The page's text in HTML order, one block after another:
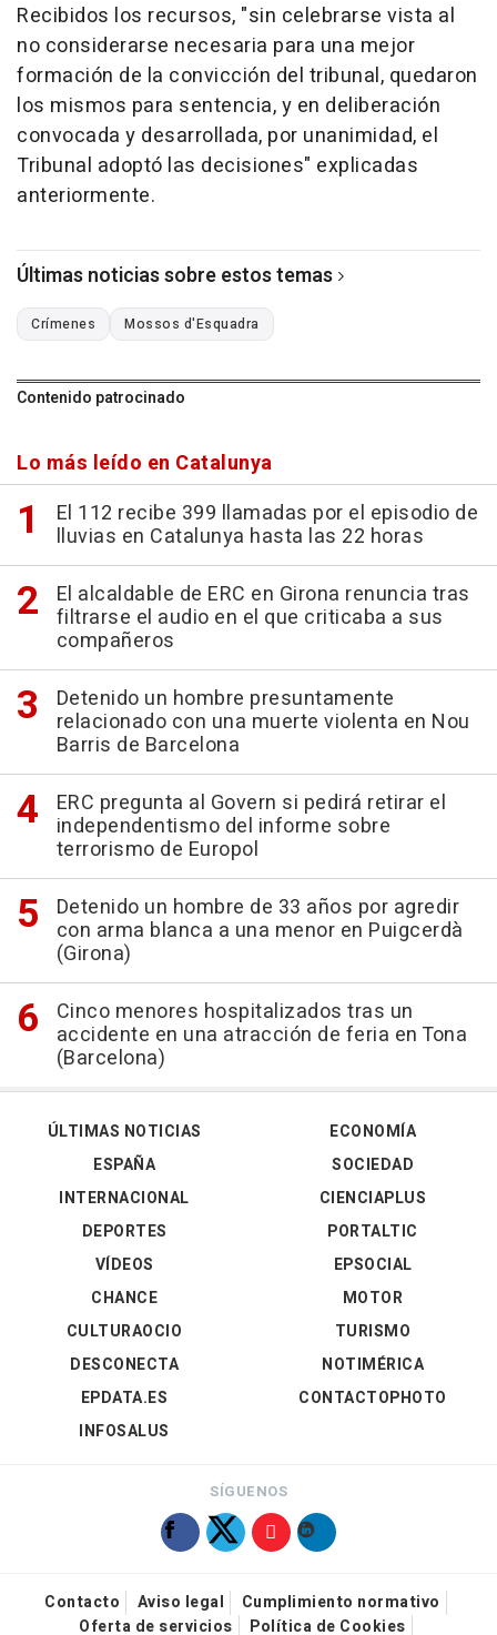
Recibidos los recursos, "sin celebrarse vista al
no considerarse necesaria para una mejor
formación de la convicción del tribunal, quedaron
los mismos para sentencia, y en deliberación
convocada y desarrollada, por unanimidad, el
Tribunal adoptó las decisiones" explicadas
anteriormente.
Últimas noticias sobre estos temas
Crímenes Mossos d'Esquadra
Contenido patrocinado
Lo más leído en Catalunya
El 112 recibe 399 llamadas por el episodio de
lluvias en Catalunya hasta las 22 horas
El alcaldable de ERC en Girona renuncia tras
filtrarse el audio en el que criticaba a sus
compañeros
Detenido un hombre presuntamente
relacionado con una muerte violenta en Nou
Barris de Barcelona
ERC pregunta al Govern si pedirá retirar el
independentismo del informe sobre
terrorismo de Europol
Detenido un hombre de 33 años por agredir
con arma blanca a una menor en Puigcerdà
(Girona)
Cinco menores hospitalizados tras un
accidente en una atracción de feria en Tona
(Barcelona)
ÚLTIMAS NOTICIAS
ESPAÑA
INTERNACIONAL
DEPORTES
VÍDEOS
ECONOMÍA
SOCIEDAD
CIENCIAPLUS
PORTALTIC
EPSOCIAL
CHANCE
CULTURAOCIO
DESCONECTA
EPDATA.ES
INFOSALUS
MOTOR
TURISMO
NOTIMÉRICA
CONTACTOPHOTO
SÍGUENOS
Contacto Aviso legal
Cumplimiento normativo
Oferta de servicios
Política de Cookies